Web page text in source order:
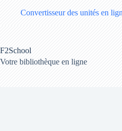
Convertisseur des unités en
F2School
Votre bibliothèque en ligne